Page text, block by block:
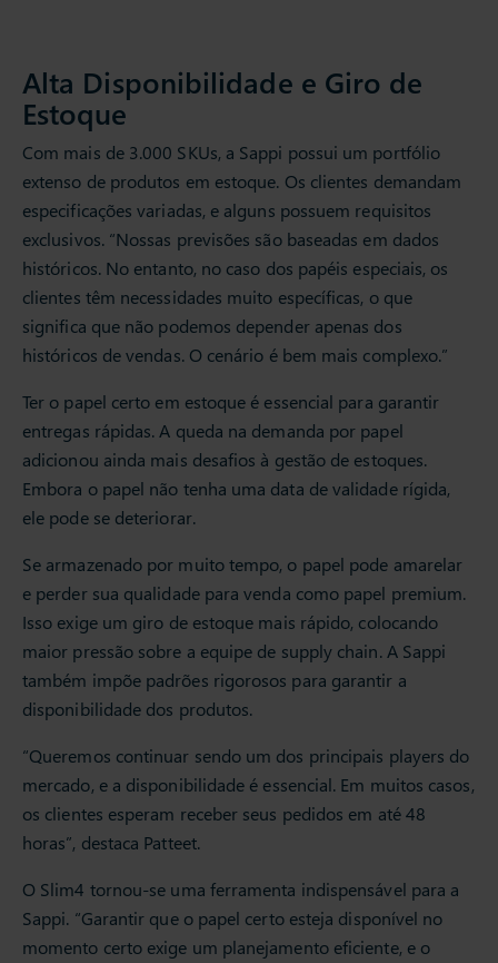
Alta Disponibilidade e Giro de
Estoque
Com mais de 3.000 SKUs, a Sappi possui um portfólio
extenso de produtos em estoque. Os clientes demandam
especificações variadas, e alguns possuem requisitos
exclusivos. “Nossas previsões são baseadas em dados
históricos. No entanto, no caso dos papéis especiais, os
clientes têm necessidades muito específicas, o que
significa que não podemos depender apenas dos
históricos de vendas. O cenário é bem mais complexo.”
Ter o papel certo em estoque é essencial para garantir
entregas rápidas. A queda na demanda por papel
adicionou ainda mais desafios à gestão de estoques.
Embora o papel não tenha uma data de validade rígida,
ele pode se deteriorar.
Se armazenado por muito tempo, o papel pode amarelar
e perder sua qualidade para venda como papel premium.
Isso exige um giro de estoque mais rápido, colocando
maior pressão sobre a equipe de supply chain. A Sappi
também impõe padrões rigorosos para garantir a
disponibilidade dos produtos.
“Queremos continuar sendo um dos principais players do
mercado, e a disponibilidade é essencial. Em muitos casos,
os clientes esperam receber seus pedidos em até 48
horas”, destaca Patteet.
O Slim4 tornou-se uma ferramenta indispensável para a
Sappi. “Garantir que o papel certo esteja disponível no
momento certo exige um planejamento eficiente, e o